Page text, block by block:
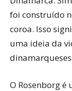
foi construído
coroa. Isso
uma ideia da
O Rosenborg é